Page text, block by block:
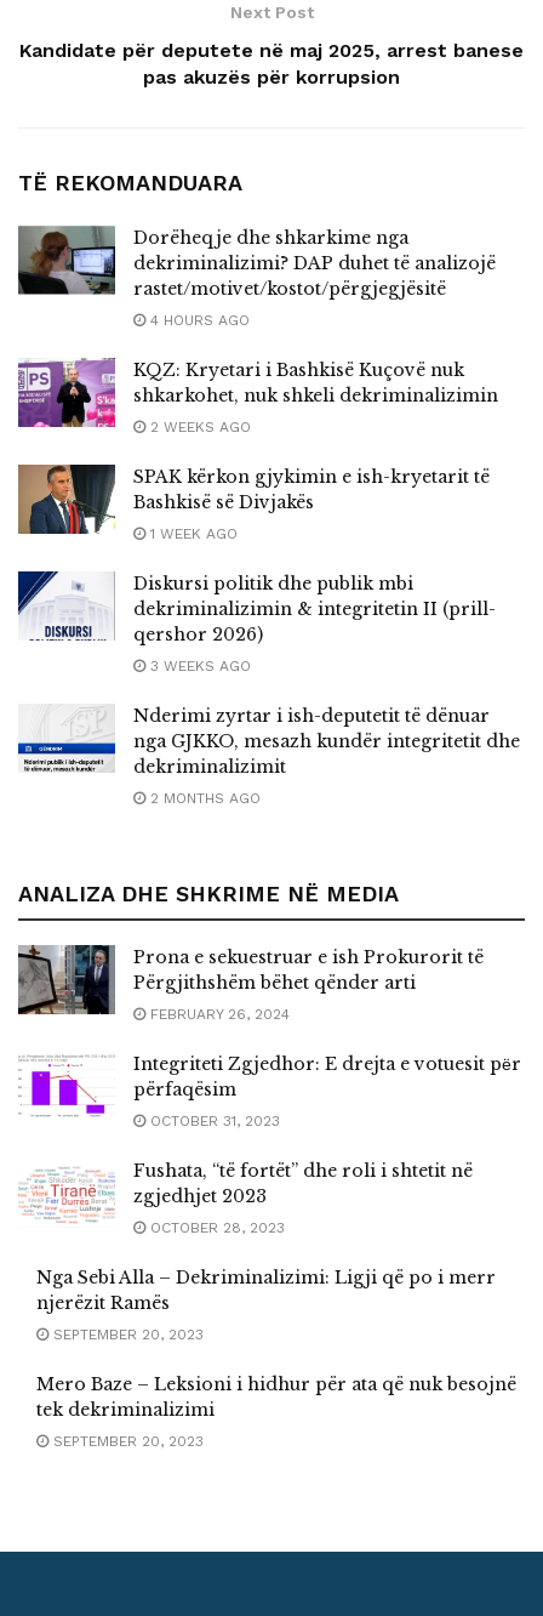
Next Post
Kandidate për deputete në maj 2025, arrest banese
pas akuzës për korrupsion
TË REKOMANDUARA
Dorëheqje dhe shkarkime nga
dekriminalizimi? DAP duhet të analizojë
rastet/motivet/kostot/përgjegjësitë
4 HOURS AGO
KQZ: Kryetari i Bashkisë Kuçovë nuk
shkarkohet, nuk shkeli dekriminalizimin
2 WEEKS AGO
SPAK kërkon gjykimin e ish-kryetarit të
Bashkisë së Divjakës
1 WEEK AGO
Diskursi politik dhe publik mbi
dekriminalizimin & integritetin II (prill-
qershor 2026)
3 WEEKS AGO
Nderimi zyrtar i ish-deputetit të dënuar
nga GJKKO, mesazh kundër integritetit dhe
dekriminalizimit
2 MONTHS AGO
ANALIZA DHE SHKRIME NË MEDIA
Prona e sekuestruar e ish Prokurorit të
Përgjithshëm bëhet qënder arti
FEBRUARY 26, 2024
Integriteti Zgjedhor: E drejta e votuesit pёr
përfaqësim
OCTOBER 31, 2023
Fushata, “të fortët” dhe roli i shtetit në
zgjedhjet 2023
OCTOBER 28, 2023
Nga Sebi Alla – Dekriminalizimi: Ligji që po i merr
njerëzit Ramës
SEPTEMBER 20, 2023
Mero Baze – Leksioni i hidhur për ata që nuk besojnë
tek dekriminalizimi
SEPTEMBER 20, 2023